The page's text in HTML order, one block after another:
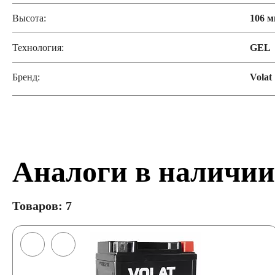
Высота: 106
Технология: GEL
Бренд: Volat
Аналоги в наличии
Товаров: 7